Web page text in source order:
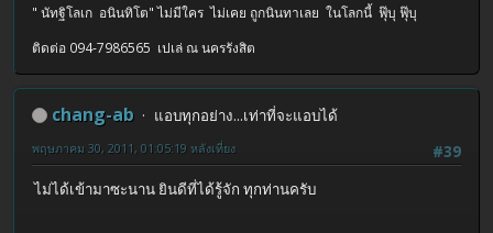
" นัทฐิโลเก อนินทิโต" ไม่มีใคร ไม่เคย ถูกนินทาเลย ในโลกนี้ ฟุ๊บุ ฟุ๊บุ
ติดต่อ 094-7986565 เปเล่ ณ นครรังสิต
chang-ab
แอบทุกอย่าง...เท่าที่จะแอบได้
#39
พฤษภาคม 30, 2011, 01:05:19 หลังเที่ยง
ไม่ได้เข้ามาซะนาน ยินดีที่ได้รู้จัก ทุกท่านครับ